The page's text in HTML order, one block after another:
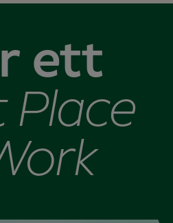
ett
Place